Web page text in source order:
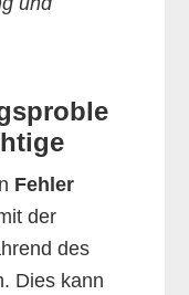
Fehler
der
des
Dies kann